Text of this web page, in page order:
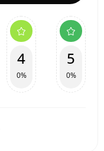
4
0%
5
0%